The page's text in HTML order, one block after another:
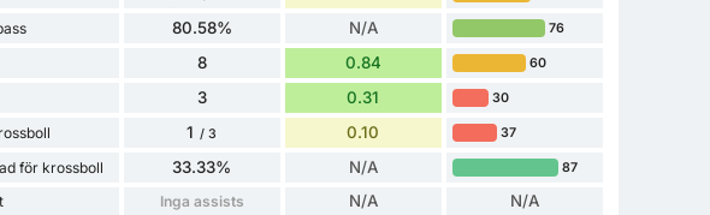
80.58% N/A 76
8 0.84 60
3 0.31 30
1 / 3 0.10 37
för krossboll 33.33% N/A 87
Inga assists N/A N/A